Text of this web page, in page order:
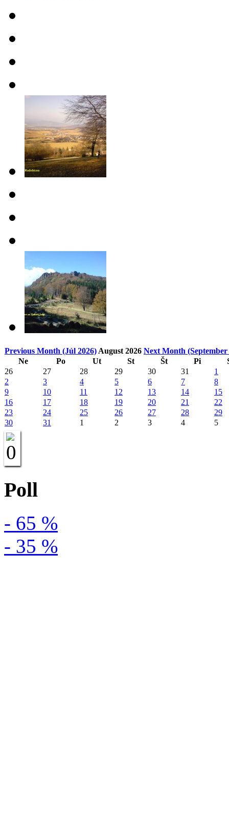
Previous Month (Júl 2026) August 2026 Next Month (September
Ne
Po Ut St Št Pi
26
27 28 29 30 31
1
2
3 4 5 6 7
8
9
10 11 12 13 14
15
16
17 18 19 20 21
22
23
24 25 26 27 28
29
30
31 1 2 3 4 5
Poll
- 65 %
- 35 %